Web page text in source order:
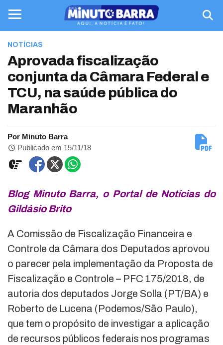
NOTÍCIAS
Aprovada fiscalização
conjunta da Câmara Federal e
TCU, na saúde pública do
Maranhão
Por Minuto Barra
Publicado em 15/11/18
Blog Minuto Barra, o Portal de Notícias do
Gildásio Brito
A Comissão de Fiscalização Financeira e
Controle da Câmara dos Deputados aprovou
o parecer pela implementação da Proposta de
Fiscalização e Controle – PFC 175/2018, de
autoria dos deputados Jorge Solla (PT/BA) e
Roberto de Lucena (Podemos/São Paulo),
que tem o propósito de investigar a aplicação
de recursos públicos federais nos programas